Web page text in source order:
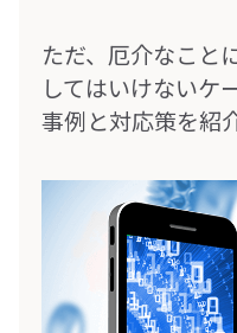
ただ、厄介なこと
してはいけないケ
事例と対応策を紹